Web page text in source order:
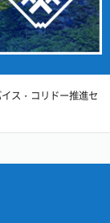
ス・コリドー推進セ